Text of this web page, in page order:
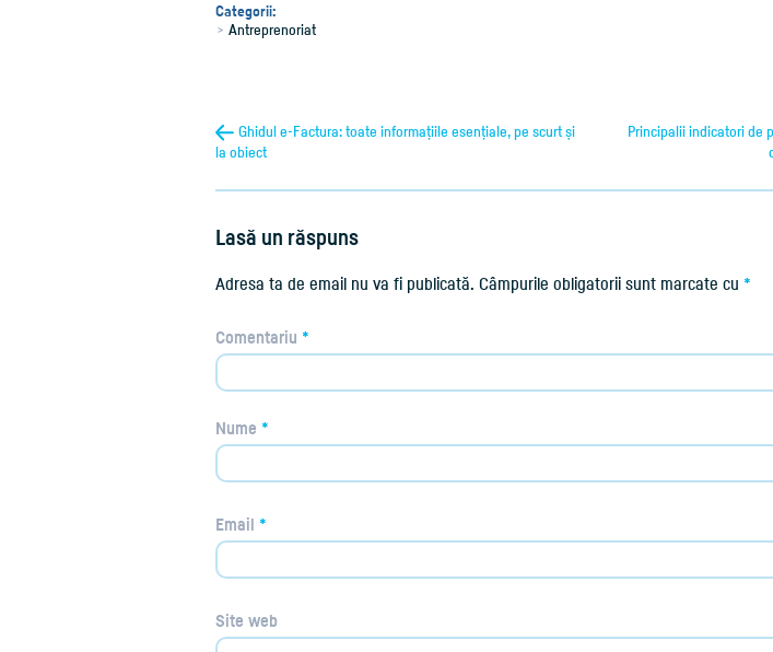
Categorii:
Antreprenoriat
Ghidul e-Factura: toate informațiile esențiale, pe scurt și
la obiect
Principalii indicatori de
Lasă un răspuns
Adresa ta de email nu va fi publicată. Câmpurile obligatorii sunt marcate cu *
Comentariu *
Nume *
Email *
Site web